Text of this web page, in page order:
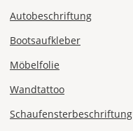
Autobeschriftung
Bootsaufkleber
Möbelfolie
Wandtattoo
Schaufensterbeschriftung